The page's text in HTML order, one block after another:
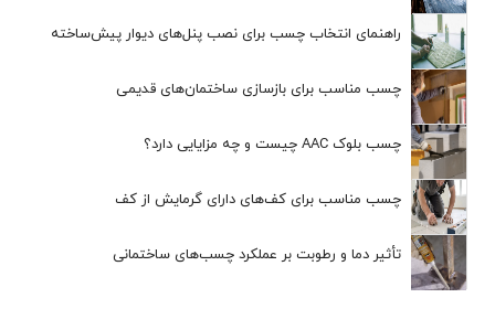
راهنمای انتخاب چسب برای نصب پنل‌های دیوار پیش‌ساخته
چسب مناسب برای بازسازی ساختمان‌های قدیمی
چسب بلوک AAC چیست و چه مزایایی دارد؟
چسب مناسب برای کف‌های دارای گرمایش از کف
تأثیر دما و رطوبت بر عملکرد چسب‌های ساختمانی